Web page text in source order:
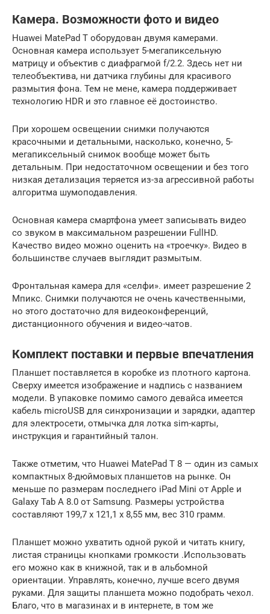
Камера. Возможности фото и видео
Huawei MatePad T оборудован двумя камерами.
Основная камера использует 5-мегапиксельную
матрицу и объектив с диафрагмой f/2.2. Здесь нет ни
телеобъектива, ни датчика глубины для красивого
размытия фона. Тем не мене, камера поддерживает
технологию HDR и это главное её достоинство.
При хорошем освещении снимки получаются
красочными и детальными, насколько, конечно, 5-
мегапиксельный снимок вообще может быть
детальным. При недостаточном освещении и без того
низкая детализация теряется из-за агрессивной работы
алгоритма шумоподавления.
Основная камера смартфона умеет записывать видео
со звуком в максимальном разрешении FullHD.
Качество видео можно оценить на «троечку». Видео в
большинстве случаев выглядит размытым.
Фронтальная камера для «селфи». имеет разрешение 2
Мпикс. Снимки получаются не очень качественными,
но этого достаточно для видеоконференций,
дистанционного обучения и видео-чатов.
Комплект поставки и первые впечатления
Планшет поставляется в коробке из плотного картона.
Сверху имеется изображение и надпись с названием
модели. В упаковке помимо самого девайса имеется
кабель microUSB для синхронизации и зарядки, адаптер
для электросети, отмычка для лотка sim-карты,
инструкция и гарантийный талон.
Также отметим, что Huawei MatePad T 8 — один из самых
компактных 8-дюймовых планшетов на рынке. Он
меньше по размерам последнего iPad Mini от Apple и
Galaxy Tab A 8.0 от Samsung. Размеры устройства
составляют 199,7 х 121,1 х 8,55 мм, вес 310 грамм.
Планшет можно ухватить одной рукой и читать книгу,
листая страницы кнопками громкости .Использовать
его можно как в книжной, так и в альбомной
ориентации. Управлять, конечно, лучше всего двумя
руками. Для защиты планшета можно подобрать чехол.
Благо, что в магазинах и в интернете, в том же